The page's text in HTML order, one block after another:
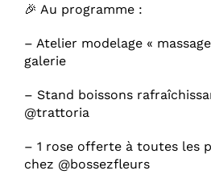
🎉 Au programme :
– Atelier modelage «
galerie
– Stand boissons
@trattoria
– 1 rose offerte à toutes les
chez @bossezfleurs